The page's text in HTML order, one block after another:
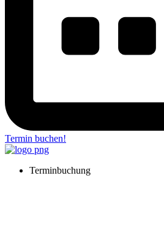
Termin buchen!
Terminbuchung